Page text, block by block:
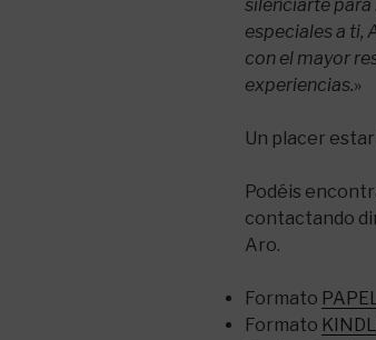
silenciarte para
especiales a ti,
con el mayor
experiencias.»
Un placer
Podéis
contactando
Aro.
Formato
Formato